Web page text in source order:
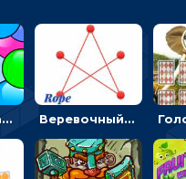
Поп-шар: запускать колючку, чтобы лопать воздушные шарики Веревочный мастер: двигай узелки и развязывай их